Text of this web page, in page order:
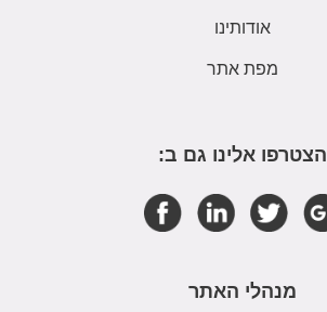
אודותינו
מפת אתר
הצטרפו אלינו גם ב:
מנהלי האתר